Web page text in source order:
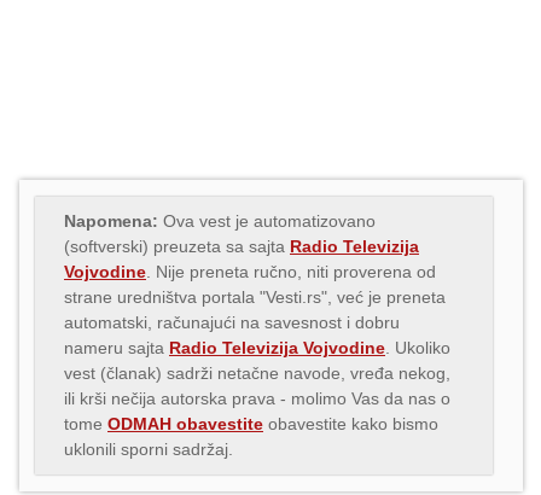
Napomena: Ova vest je automatizovano
(softverski) preuzeta sa sajta Radio Televizija
Vojvodine . Nije preneta ručno, niti proverena od
strane uredništva portala "Vesti.rs", već je preneta
automatski, računajući na savesnost i dobru
nameru sajta Radio Televizija Vojvodine . Ukoliko
vest (članak) sadrži netačne navode, vređa nekog,
ili krši nečija autorska prava - molimo Vas da nas o
tome ODMAH obavestite obavestite kako bismo
uklonili sporni sadržaj.